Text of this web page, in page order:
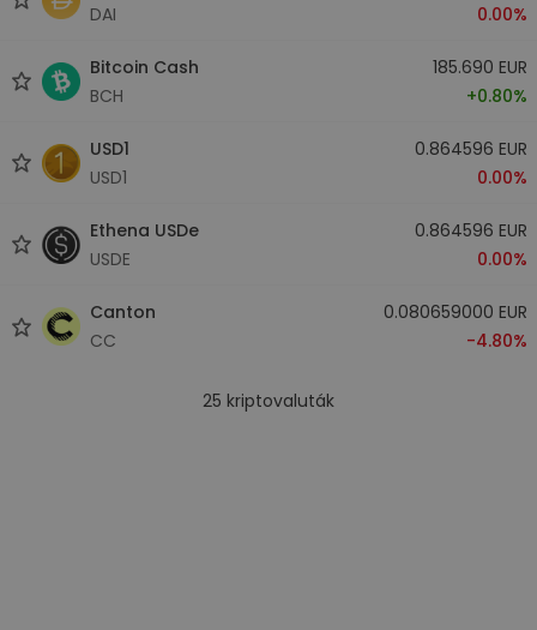
DAI
0.00%
Bitcoin Cash
BCH
185.690 EUR
+0.80%
USD1
USD1
0.864596 EUR
0.00%
Ethena USDe
USDE
0.864596 EUR
0.00%
Canton
CC
0.080659000 EUR
-4.80%
25 kriptovaluták